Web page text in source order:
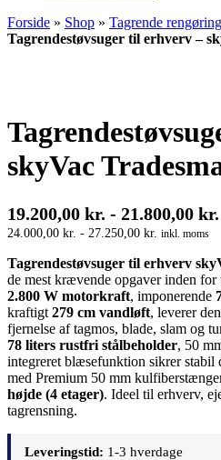
Forside » Shop » Tagrende rengøring
Tagrendestøvsuger til erhverv –
skyVac
19.200,00 kr. - 21.800,00 kr.
24.000,00 kr. - 27.250,00 kr. inkl. moms
Tagrendestøvsuger til erhverv
de mest krævende opgaver inden for
2.800 W motorkraft, imponerende
kraftigt 279 cm vandløft, leverer
fjernelse af tagmos, blade, slam og
78 liters rustfri stålbeholder, 50
integreret blæsefunktion sikrer stabil
med Premium 50 mm
højde (4 etager). Ideel til erhverv,
tagrensning.
Leveringstid: 1-3 hverdage